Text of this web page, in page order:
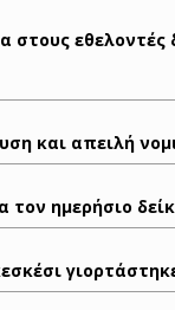
και απειλή
τον ημερήσιο